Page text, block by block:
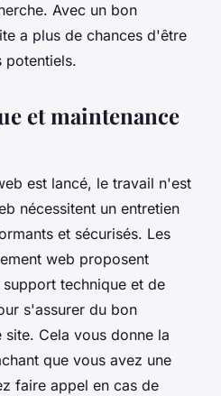
Avec un bon
a plus de chances d'être
potentiels.
et maintenance
est lancé, le travail n'est
nécessitent un entretien
et sécurisés. Les
web proposent
technique et de
s'assurer du bon
Cela vous donne la
que vous avez une
faire appel en cas de